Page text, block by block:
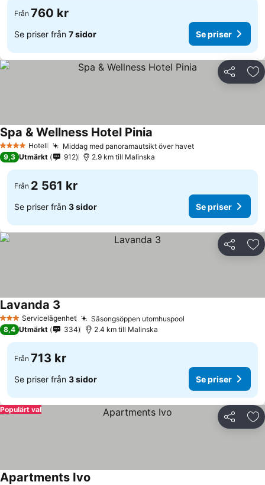
Från 760 kr
Se priser från 7 sidor Se priser
Dela
4 StjärnorHotell Middag med panoramautsikt över havet
Spa & Wellness Hotel Pinia
9,3 Utmärkt 912 2.9 km till Malinska
Från 2 561 kr
Se priser från 3 sidor Se priser
Dela
3 StjärnorServicelägenhet Säsongsöppen utomhuspool
Lavanda 3
8,4 Utmärkt 334 2.4 km till Malinska
Från 713 kr
Se priser från 3 sidor Se priser
Dela
Populärt val
Apartments Ivo